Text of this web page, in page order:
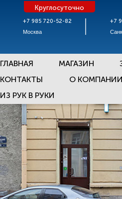
+7 985 720-52-82
Москва
Круглосуточно
+7
ГЛАВНАЯ МАГАЗИН
КОНТАКТЫ
О
ИЗ РУК В РУКИ